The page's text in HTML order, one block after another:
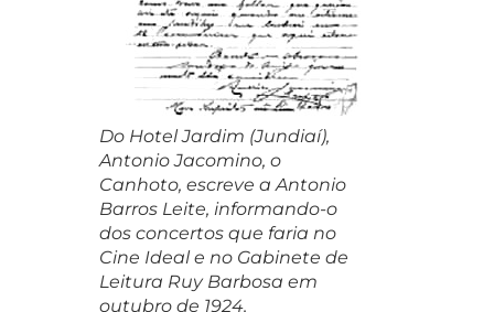
Do Hotel Jardim (Jundiaí),
Antonio Jacomino, o
Canhoto, escreve a Antonio
Barros Leite, informando-o
dos concertos que faria no
Cine Ideal e no Gabinete de
Leitura Ruy Barbosa em
outubro de 1924.